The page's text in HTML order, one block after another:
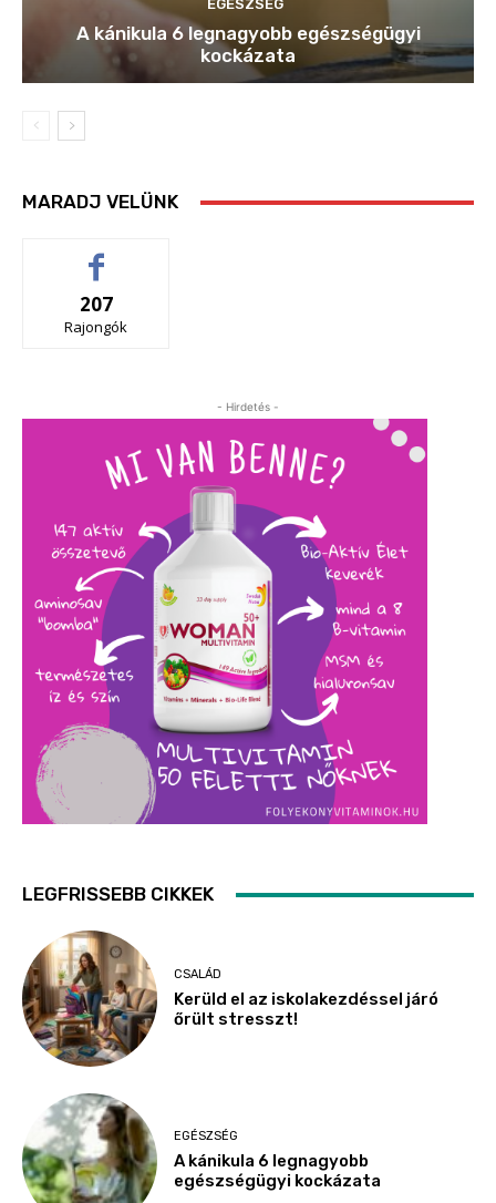
EGÉSZSÉG
A kánikula 6 legnagyobb egészségügyi
kockázata
MARADJ VELÜNK
207
Rajongók
- Hirdetés -
LEGFRISSEBB CIKKEK
CSALÁD
Kerüld el az iskolakezdéssel járó
őrült stresszt!
EGÉSZSÉG
A kánikula 6 legnagyobb
egészségügyi kockázata